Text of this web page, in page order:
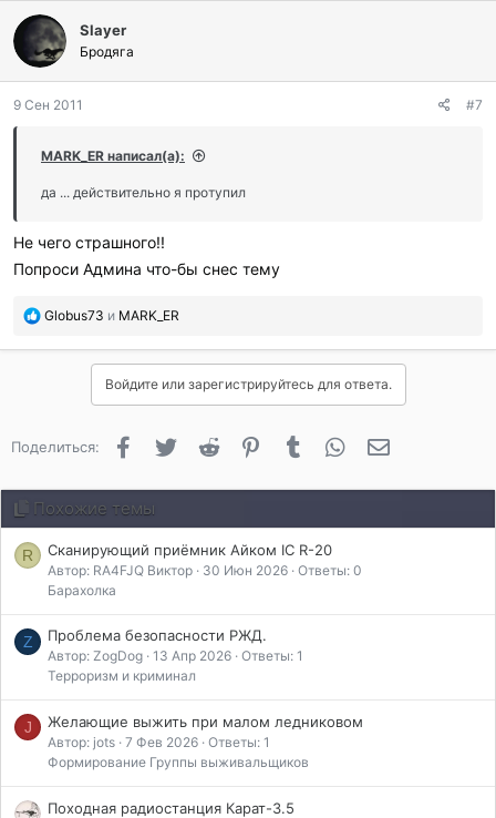
л
а
г
о
а
и
и
Slayer
Бродяга
9 Сен 2011 #7
MARK_ER написал(а):
да ... действительно я протупил
Не чего страшного!!
Попроси Админа что-бы снес тему
П
б
д
р
и
л
и
Globus73 и MARK_ER
Войдите или зарегистрируйтесь для ответа.
Поделиться: FacebookTwitter Reddit PinterestTumblr WhatsApp
Похожие темы
R Сканирующий приёмник Айком IC R-20
Автор: RA4FJQ Виктор 30 Июн 2026 Ответы: 0
Барахолка
Z Проблема безопасности РЖД.
Автор: ZogDog 13 Апр 2026 Ответы: 1
Терроризм и криминал
J Желающие выжить при малом ледниковом
Автор: jots 7 Фев 2026 Ответы: 1
Формирование Группы выживальщиков
Походная радиостанция Карат-3.5